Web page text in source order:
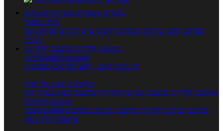
מוצרים ומאכלים מוצרים ומאכלים
מילון האוכל
תפריטי תזונה ערכים תזונתיים חיפוש ע"פ רכיבים מכילים הכי
הרבה
מחשבון קלוריות מחשבון קלוריות
מנוי FoodsDictionary
5 ימי ניסיון חינם - לחצו לפרטים נוספים
מחשבוני תזונה ובריאות
מחשבון קלוריות מחשבון שריפת קלוריות מחשבון דופק מטרה יחס
מותניים לירכיים
מחשבון BMI
מחשבון צריכת קלוריות מחשבון מינונים מומלצים
מחשבון אחוז שומן